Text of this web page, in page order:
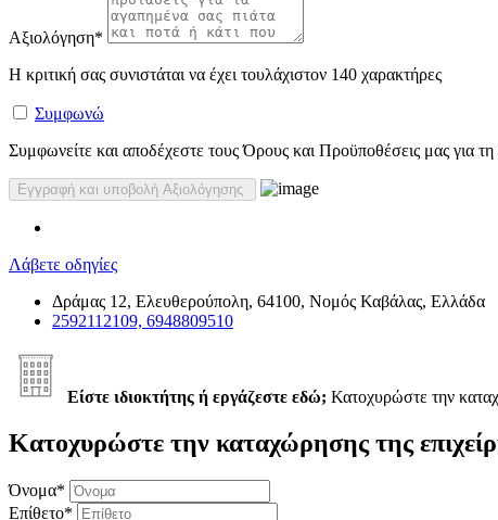
Αξιολόγηση*
Η κριτική σας συνιστάται να έχει τουλάχιστον 140 χαρακτήρες
Συμφωνώ
Συμφωνείτε και αποδέχεστε τους Όρους και Προϋποθέσεις μας για τη
Λάβετε οδηγίες
Δράμας 12, Ελευθερούπολη, 64100, Νομός Καβάλας, Ελλάδα
2592112109, 6948809510
Είστε ιδιοκτήτης ή εργάζεστε εδώ; Κατοχυρώστε την
Κατοχυρώστε την καταχώρησης της
Όνομα*
Επίθετο*